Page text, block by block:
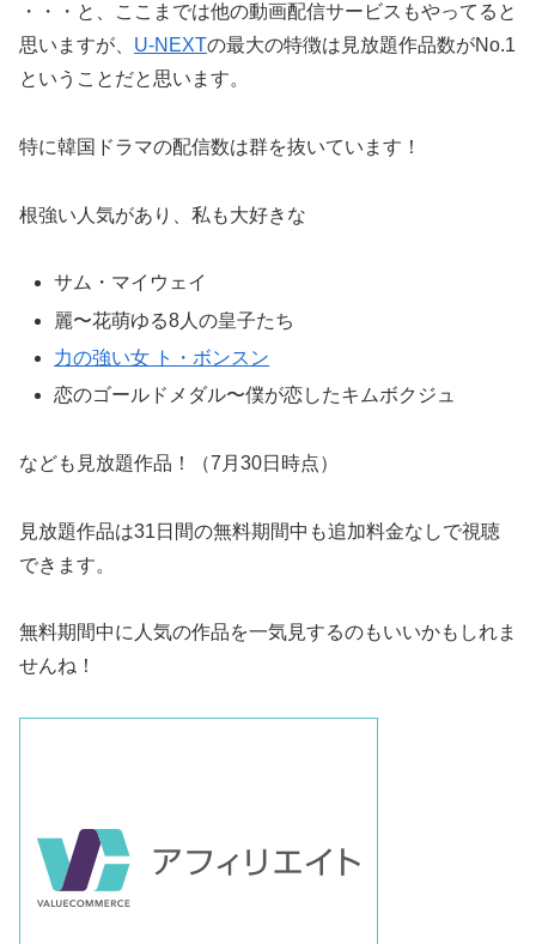
・・・と、ここまでは他の動画配信サービスもやってると
思いますが、 U-NEXTの最大の特徴は見放題作品数がNo.1
ということだと思います。
特に韓国ドラマの配信数は群を抜いています！
根強い人気があり、私も大好きな
サム・マイウェイ
麗〜花萌ゆる8人の皇子たち
力の強い女 ト・ボンスン
恋のゴールドメダル〜僕が恋したキムボクジュ
なども見放題作品！（7月30日時点）
見放題作品は31日間の無料期間中も追加料金なしで視聴
できます。
無料期間中に人気の作品を一気見するのもいいかもしれま
せんね！